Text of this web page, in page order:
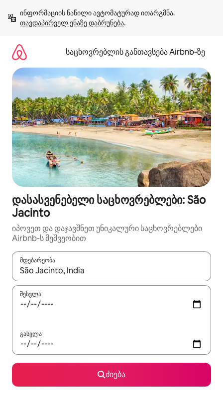
გადასვლა
თავდაპირველ ენაზე დაბრუნება.
საცხოვრებლის განთავსება Airbnb‑ზე
დასასვენებელი საცხოვრებლები: São
Jacinto
იპოვეთ და დაჯავშნეთ უნიკალური საცხოვრებლები
Airbnb-ს მეშვეობით
მდებარეობა
როცა შედეგები ხელმისაწვდომი გახდება, ნავიგაციისთვის
შესვლა
გასვლა
ძიება